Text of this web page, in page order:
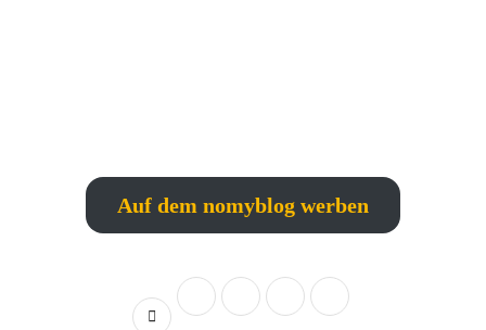
Auf dem nomyblog werben